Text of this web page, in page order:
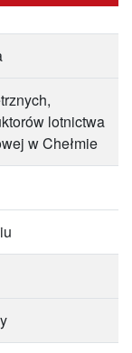
lotnictwa
w Chełmie